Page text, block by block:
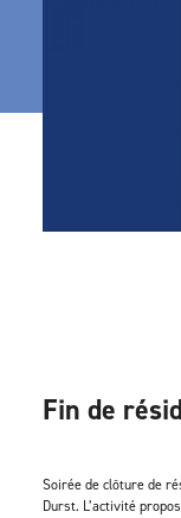
Fin de
Soirée de clôture de
Durst. L’activité